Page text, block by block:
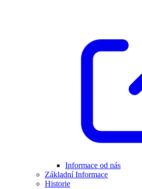
Informace od nás
Základní Informace
Historie